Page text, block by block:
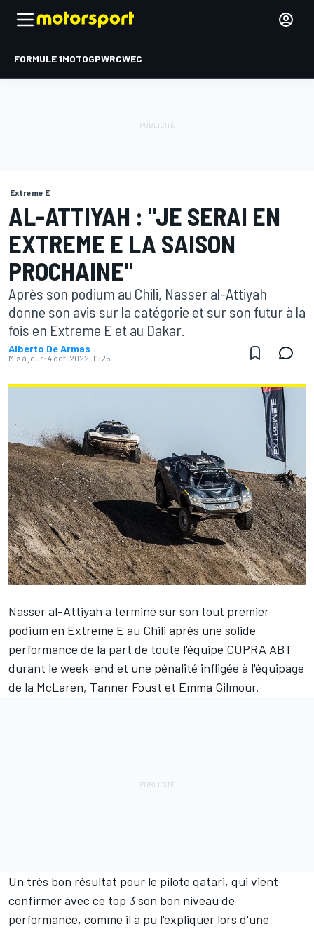
FORMULE 1MOTOGPWRCWEC
Extreme E
AL-ATTIYAH : "JE SERAI EN
EXTREME E LA SAISON
PROCHAINE"
Après son podium au Chili, Nasser al-Attiyah
donne son avis sur la catégorie et sur son futur à la
fois en Extreme E et au Dakar.
Alberto De Armas
Mis à jour: 4 oct. 2022, 11:25
Nasser al-Attiyah a terminé sur son tout premier
podium en Extreme E au Chili après une solide
performance de la part de toute l'équipe CUPRA ABT
durant le week-end et une pénalité infligée à l'équipage
de la McLaren, Tanner Foust et Emma Gilmour.
Un très bon résultat pour le pilote qatari, qui vient
confirmer avec ce top 3 son bon niveau de
performance, comme il a pu l'expliquer lors d'une